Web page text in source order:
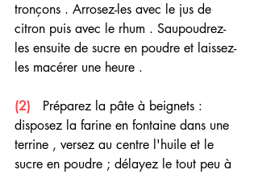
tronçons . Arrosez-les avec le jus de
citron puis avec le rhum . Saupoudrez-
les ensuite de sucre en poudre et laissez-
les macérer une heure .
(2)
  Préparez la pâte à beignets :
disposez la farine en fontaine dans une
terrine , versez au centre l'huile et le
sucre en poudre ; délayez le tout peu à